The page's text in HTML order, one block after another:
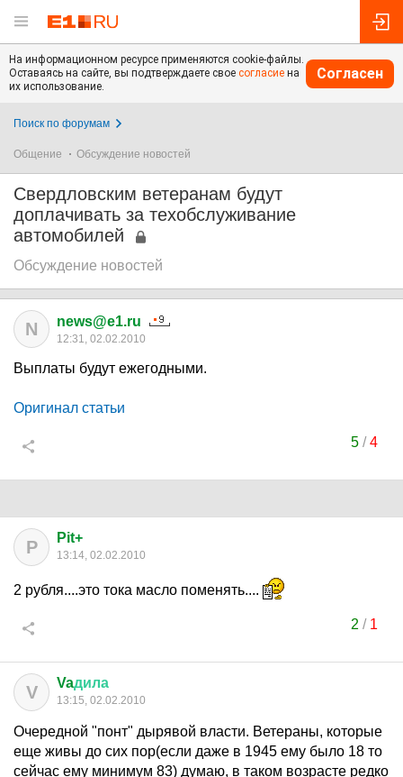
На информационном ресурсе применяются cookie-файлы.
Оставаясь на сайте, вы подтверждаете свое согласие на
их использование.
Согласен
Поиск по форумам
Общение Обсуждение новостей
Свердловским ветеранам будут
доплачивать за техобслуживание
автомобилей
Обсуждение новостей
N news@e1.ru
12:31, 02.02.2010
Выплаты будут ежегодными.
Оригинал статьи
5/4
P Pit+
13:14, 02.02.2010
2 рубля....это тока масло поменять....
2 / 1
V Vaдила
13:15, 02.02.2010
Очередной "понт" дырявой власти. Ветераны, которые
еще живы до сих пор(если даже в 1945 ему было 18 то
сейчас ему минимум 83) думаю, в таком возрасте редко